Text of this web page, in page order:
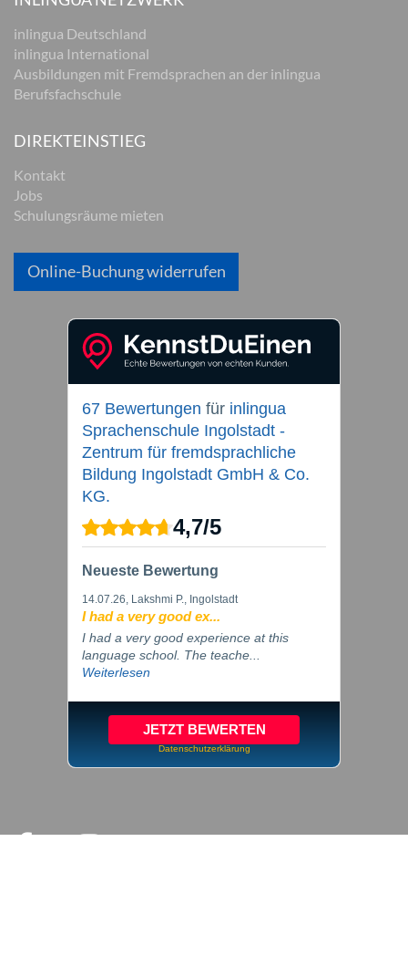
inlingua Deutschland
inlingua International
Ausbildungen mit Fremdsprachen an der inlingua
Berufsfachschule
DIREKTEINSTIEG
Kontakt
Jobs
Schulungsräume mieten
Online-Buchung widerrufen
67 Bewertungen für inlingua
Sprachenschule Ingolstadt -
Zentrum für fremdsprachliche
Bildung Ingolstadt GmbH & Co.
KG.
4,7/5
Neueste Bewertung
14.07.26, Lakshmi P., Ingolstadt
I had a very good ex...
I had a very good experience at this
language school. The teache...
Weiterlesen
JETZT BEWERTEN
Datenschutzerklärung